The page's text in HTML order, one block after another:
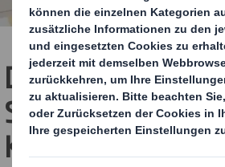
DS Smith
Strategie der